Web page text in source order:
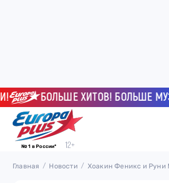
БОЛЬШЕ ХИТОВ! БОЛЬШЕ
№ 1 в России*
Главная Новости Хоакин Феникс и Руни